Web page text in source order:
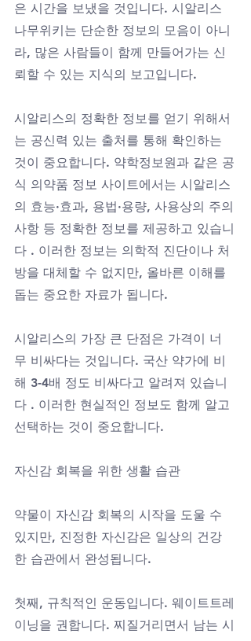
은 시간을 보냈을 것입니다. 시알리스
나무위키는 단순한 정보의 모음이 아니
라, 많은 사람들이 함께 만들어가는 신
뢰할 수 있는 지식의 보고입니다.
시알리스의 정확한 정보를 얻기 위해서
는 공신력 있는 출처를 통해 확인하는
것이 중요합니다. 약학정보원과 같은 공
식 의약품 정보 사이트에서는 시알리스
의 효능·효과, 용법·용량, 사용상의 주의
사항 등 정확한 정보를 제공하고 있습니
다 . 이러한 정보는 의학적 진단이나 처
방을 대체할 수 없지만, 올바른 이해를
돕는 중요한 자료가 됩니다.
시알리스의 가장 큰 단점은 가격이 너
무 비싸다는 것입니다. 국산 약가에 비
해 3-4배 정도 비싸다고 알려져 있습니
다 . 이러한 현실적인 정보도 함께 알고
선택하는 것이 중요합니다.
자신감 회복을 위한 생활 습관
약물이 자신감 회복의 시작을 도울 수
있지만, 진정한 자신감은 일상의 건강
한 습관에서 완성됩니다.
첫째, 규칙적인 운동입니다. 웨이트트레
이닝을 권합니다. 찌질거리면서 남는 시